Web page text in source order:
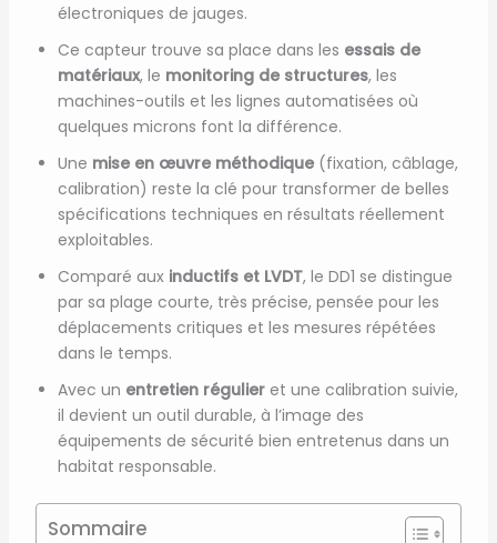
électroniques de jauges.
Ce capteur trouve sa place dans les essais de
matériaux, le monitoring de structures, les
machines-outils et les lignes automatisées où
quelques microns font la différence.
Une mise en œuvre méthodique(fixation, câblage,
calibration) reste la clé pour transformer de belles
spécifications techniques en résultats réellement
exploitables.
Comparé aux inductifs et LVDT, le DD1 se distingue
par sa plage courte, très précise, pensée pour les
déplacements critiques et les mesures répétées
dans le temps.
Avec un entretien régulieret une calibration suivie,
il devient un outil durable, à l’image des
équipements de sécurité bien entretenus dans un
habitat responsable.
Sommaire